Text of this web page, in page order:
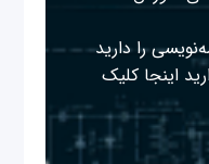
را دارید
اینجا کلیک